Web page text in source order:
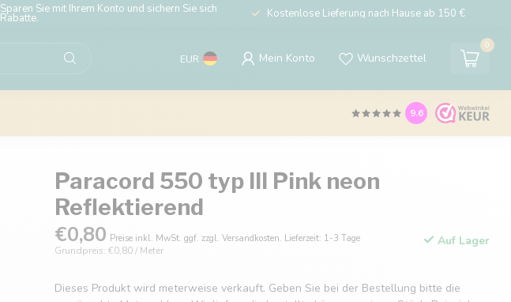
Sparen Sie mit Ihrem Konto und sichern Sie sich
Rabatte. Kostenlose Lieferung nach Hause ab 150 €
EUR Mein Konto Wunschzettel
0
9.6
Paracord 550 typ III Pink neon
Reflektierend
€0,80 Preise inkl. MwSt. ggf. zzgl. Versandkosten. Lieferzeit: 1-3 Tage
Grundpreis: €0,80 / Meter
Auf Lager
Dieses Produkt wird meterweise verkauft. Geben Sie bei der Bestellung bitte die